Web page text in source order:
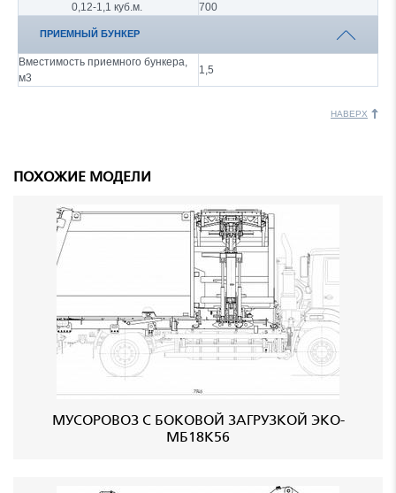
0,12-1,1 куб.м.
700
ПРИЕМНЫЙ БУНКЕР
Вместимость приемного бункера,
м3
1,5
НАВЕРХ
ПОХОЖИЕ МОДЕЛИ
МУСОРОВОЗ С БОКОВОЙ ЗАГРУЗКОЙ ЭКО-
МБ18К56